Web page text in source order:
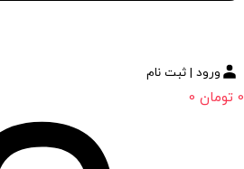
ورود | ثبت نام
0 تومان 0